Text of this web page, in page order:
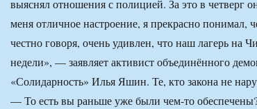
выяснял отношения с полицией. За это в четверг
меня отличное настроение, я прекрасно понимал,
честно говоря, очень удивлен, что наш лагерь на
недели», — заявляет активист объединённого
«Солидарность» Илья Яшин. Те, кто закона не
— То есть вы раньше уже были чем-то